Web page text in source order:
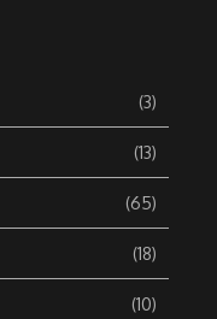
(3)
(13)
(65)
(18)
(10)